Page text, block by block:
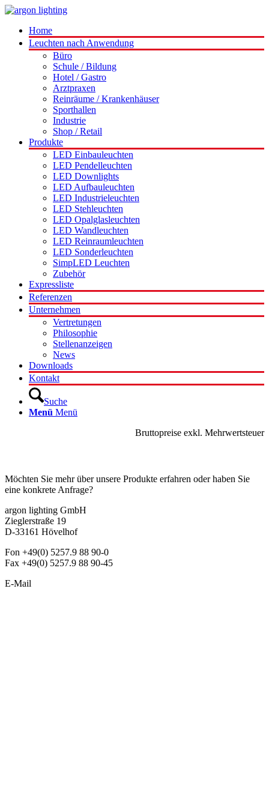
Home
Leuchten nach Anwendung
Büro
Schule / Bildung
Hotel / Gastro
Arztpraxen
Reinräume / Krankenhäuser
Sporthallen
Industrie
Shop / Retail
Produkte
LED Einbauleuchten
LED Pendelleuchten
LED Downlights
LED Aufbauleuchten
LED Industrieleuchten
LED Stehleuchten
LED Opalglasleuchten
LED Wandleuchten
LED Reinraumleuchten
LED Sonderleuchten
SimpLED Leuchten
Zubehör
Expressliste
Referenzen
Unternehmen
Vertretungen
Philosophie
Stellenanzeigen
News
Downloads
Kontakt
Suche
Menü Menü
Bruttopreise exkl. Mehrwertsteuer
Möchten Sie mehr über unsere Produkte erfahren oder haben Sie
eine konkrete Anfrage?
argon lighting GmbH
Zieglerstraße 19
D-33161 Hövelhof
Fon +49(0) 5257.9 88 90-0
Fax +49(0) 5257.9 88 90-45
E-Mail